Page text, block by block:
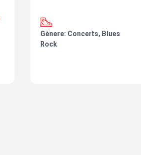
Gènere: Concerts, Blues
Rock